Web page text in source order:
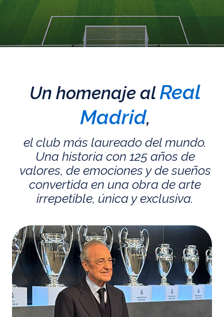
Un homenaje alReal
Madrid,
el club más laureado del mundo.
Una historia con 125 años de
valores, de emociones y de sueños
convertida en una obra de arte
irrepetible, única y exclusiva.